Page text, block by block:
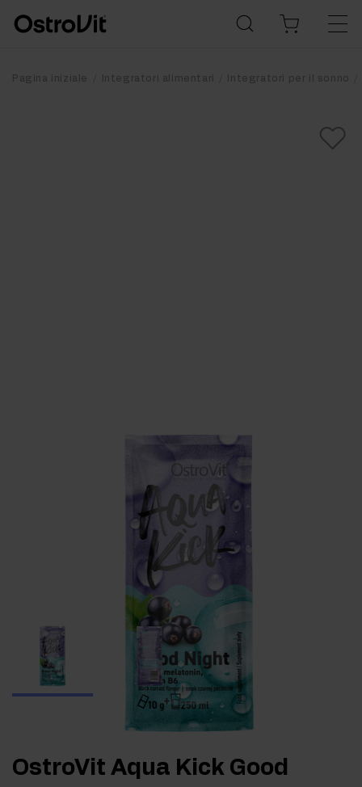
Pagina iniziale Integratori alimentari Integratori per il sonno
OstroVit Aqua Kick Good